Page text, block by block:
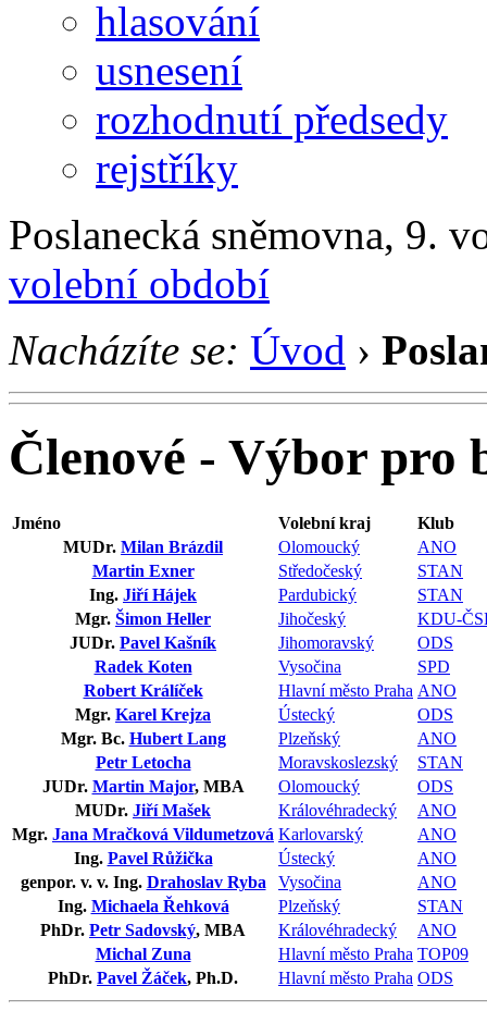
hlasování
usnesení
rozhodnutí předsedy
rejstříky
Poslanecká sněmovna, 9.
volební období
Nacházíte se: Úvod ›
Členové - Výbor pro
Jméno Volební kraj
Klub
MUDr. Milan Brázdil Olomoucký
ANO
Martin Exner
Středočeský
STAN
Ing. Jiří Hájek Pardubický
STAN
Mgr. Šimon Heller Jihočeský
KDU-
JUDr. Pavel Kašník Jihomoravský
ODS
Radek Koten
Vysočina
SPD
Robert Králíček
Hlavní město Praha ANO
Mgr. Karel Krejza Ústecký
ODS
Mgr. Bc. Hubert Lang Plzeňský
ANO
Petr Letocha
Moravskoslezský
STAN
JUDr. Martin Major, MBA Olomoucký
ODS
MUDr. Jiří Mašek Královéhradecký
ANO
Mgr. Jana Mračková Vildumetzová Karlovarský
ANO
Ing. Pavel Růžička Ústecký
ANO
genpor. v. v. Ing. Drahoslav Ryba Vysočina
ANO
Ing. Michaela Řehková Plzeňský
STAN
PhDr. Petr Sadovský, MBA Královéhradecký
ANO
Michal Zuna
Hlavní město Praha TOP09
PhDr. Pavel Žáček, Ph.D. Hlavní město Praha ODS